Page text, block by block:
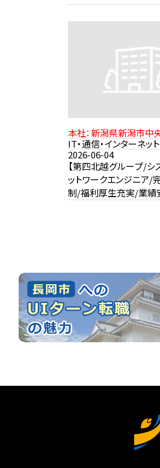
本社：新潟県新潟市中
11-21 JR信越本線「新
歩15分
IT・通信・インターネット
2026-06-04
【第四北越グループ/
ットワークエンジニア/
制/福利厚生充実/業績